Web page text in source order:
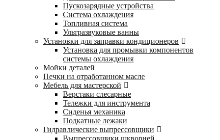
Пускозарядные устройства
Система охлаждения
Топливная система
Ультразвуковые ванны
Установки для заправки кондиционеров
Установка для промывки компонентов
системы охлаждения
Мойки деталей
Печки на отработанном масле
Мебель для мастерской
Верстаки слесарные
Тележки для инструмента
Сиденья механика
Подкатные лежаки
Гидравлические выпрессовщики
Выпрессовщики шкворней